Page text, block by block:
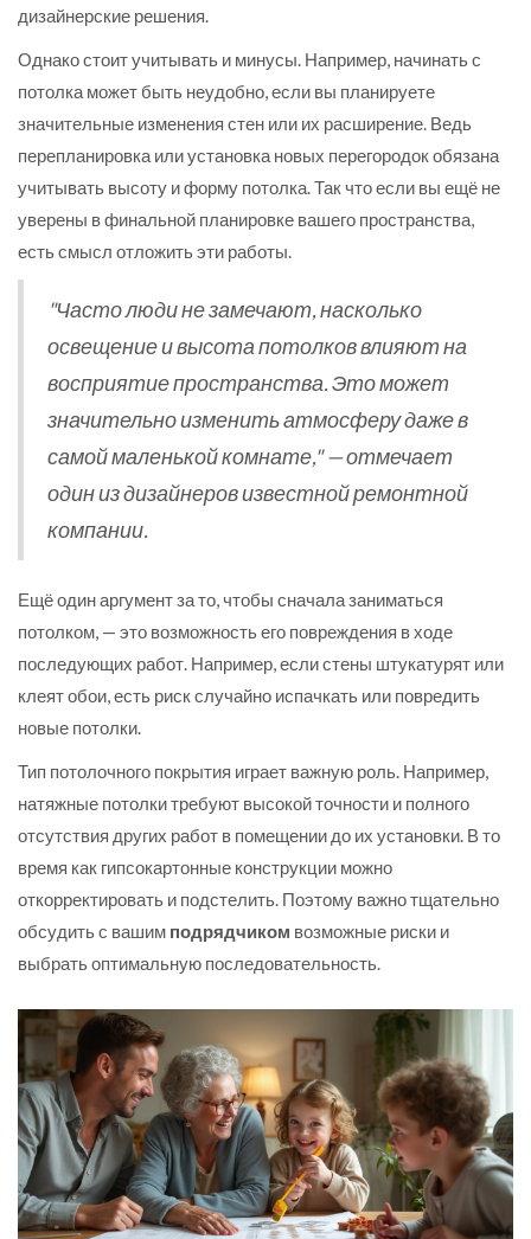
дизайнерские решения.
Однако стоит учитывать и минусы. Например, начинать с
потолка может быть неудобно, если вы планируете
значительные изменения стен или их расширение. Ведь
перепланировка или установка новых перегородок обязана
учитывать высоту и форму потолка. Так что если вы ещё не
уверены в финальной планировке вашего пространства,
есть смысл отложить эти работы.
"Часто люди не замечают, насколько
освещение и высота потолков влияют на
восприятие пространства. Это может
значительно изменить атмосферу даже в
самой маленькой комнате," — отмечает
один из дизайнеров известной ремонтной
компании.
Ещё один аргумент за то, чтобы сначала заниматься
потолком, — это возможность его повреждения в ходе
последующих работ. Например, если стены штукатурят или
клеят обои, есть риск случайно испачкать или повредить
новые потолки.
Тип потолочного покрытия играет важную роль. Например,
натяжные потолки требуют высокой точности и полного
отсутствия других работ в помещении до их установки. В то
время как гипсокартонные конструкции можно
откорректировать и подстелить. Поэтому важно тщательно
обсудить с вашим подрядчиком возможные риски и
выбрать оптимальную последовательность.